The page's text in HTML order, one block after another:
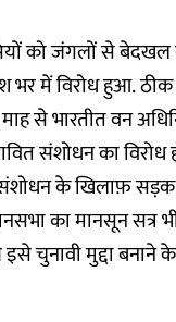
को जंगलों से बेदखल
भर में विरोध हुआ.
से भारतीत वन
संशोधन का
ने संशोधन के खिलाफ़
का मानसून सत्र
इसे चुनावी मुद्दा